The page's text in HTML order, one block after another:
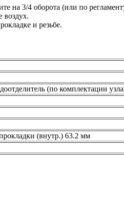
на 3/4 оборота (или по
воздух.
и резьбе.
(по комплектации
(внутр.) 63.2 мм